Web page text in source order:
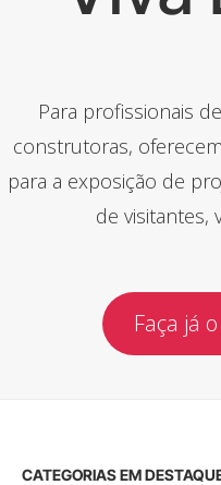
Para profissionais
construtoras,
para a exposição de
de visitantes,
Faça já
CATEGORIAS EM